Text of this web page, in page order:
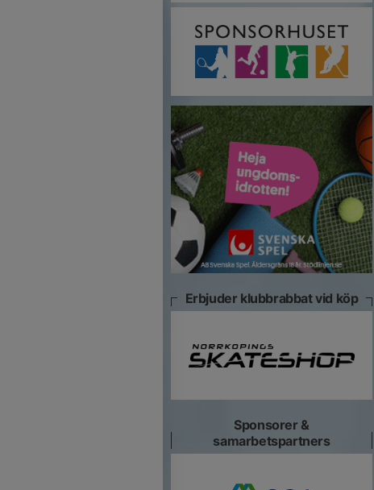
Erbjuder klubbrabbat vid köp
Sponsorer &
samarbetspartners